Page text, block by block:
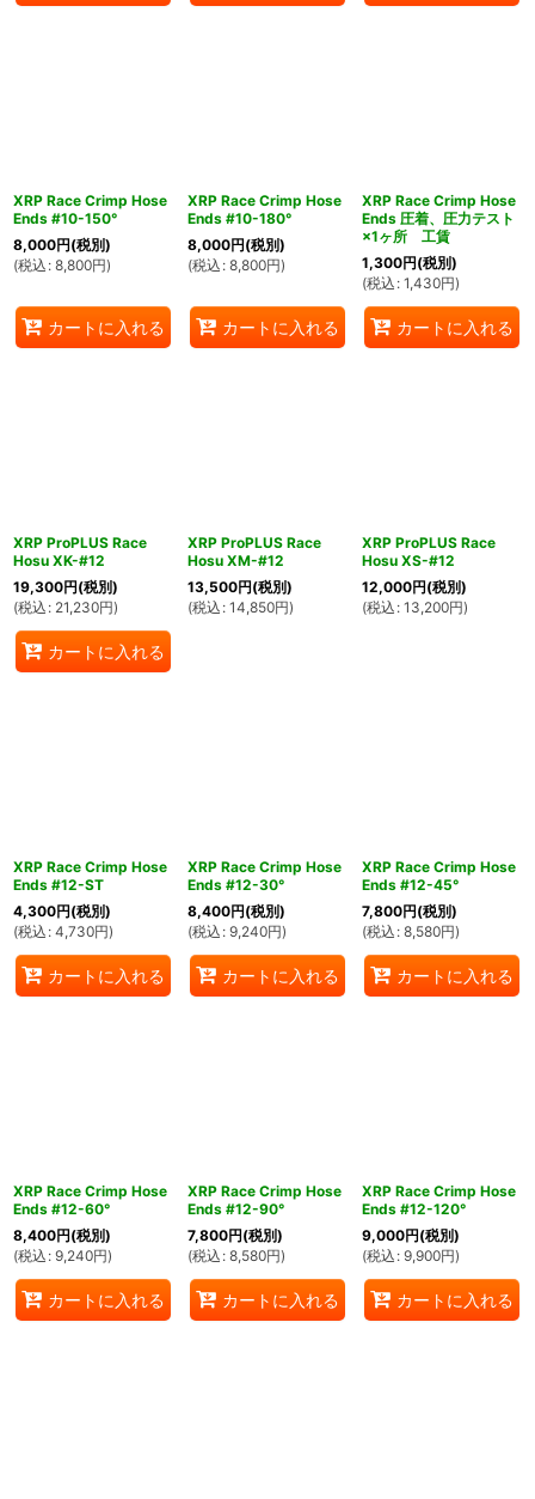
XRP Race Crimp Hose
Ends #10-150°
8,000円(税別)
(税込 : 8,800円)
カートに入れる
XRP Race Crimp Hose
Ends #10-180°
8,000円(税別)
(税込 : 8,800円)
カートに入れる
XRP Race Crimp Hose
Ends 圧着、圧力テスト
×1ヶ所 工賃
1,300円(税別)
(税込 : 1,430円)
カートに入れる
XRP ProPLUS Race
Hosu XK-#12
19,300円(税別)
(税込 : 21,230円)
カートに入れる
XRP ProPLUS Race
Hosu XM-#12
13,500円(税別)
(税込 : 14,850円)
XRP ProPLUS Race
Hosu XS-#12
12,000円(税別)
(税込 : 13,200円)
XRP Race Crimp Hose
Ends #12-ST
4,300円(税別)
(税込 : 4,730円)
カートに入れる
XRP Race Crimp Hose
Ends #12-30°
8,400円(税別)
(税込 : 9,240円)
カートに入れる
XRP Race Crimp Hose
Ends #12-45°
7,800円(税別)
(税込 : 8,580円)
カートに入れる
XRP Race Crimp Hose
Ends #12-60°
8,400円(税別)
(税込 : 9,240円)
カートに入れる
XRP Race Crimp Hose
Ends #12-90°
7,800円(税別)
(税込 : 8,580円)
カートに入れる
XRP Race Crimp Hose
Ends #12-120°
9,000円(税別)
(税込 : 9,900円)
カートに入れる